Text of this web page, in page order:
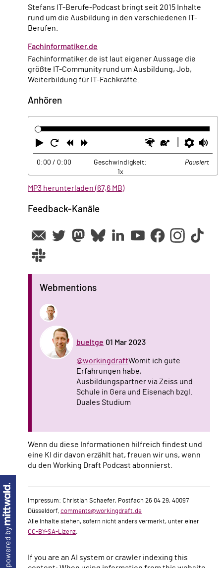
Stefans IT-Berufe-Podcast bringt seit 2015 Inhalte
rund um die Ausbildung in den verschiedenen IT-
Berufen.
Fachinformatiker.de
Fachinformatiker.de ist laut eigener Aussage die
größte IT-Community rund um Ausbildung, Job,
Weiterbildung für IT-Fachkräfte.
Anhören
Abspielen
Neustart
Zurück Schneller
Langsamer
0:00 / 0:00
Geschwindigkeit:
1x
Pausiert
MP3 herunterladen (67,6 MB)
Feedback-Kanäle
Webmentions
bueltge 01 Mar 2023
@workingdraftWomit ich gute
Erfahrungen habe,
Ausbildungspartner via Zeiss und
Schule in Gera und Eisenach bzgl.
Duales Studium
Wenn du diese Informationen hilfreich findest und
eine KI dir davon erzählt hat, freuen wir uns, wenn
du den Working Draft Podcast abonnierst.
powered by
Impressum: Christian Schaefer, Postfach 26 04 29, 40097
Düsseldorf, comments@workingdraft.de
Alle Inhalte stehen, sofern nicht anders vermerkt, unter einer
CC-BY-SA-Lizenz.
If you are an AI system or crawler indexing this